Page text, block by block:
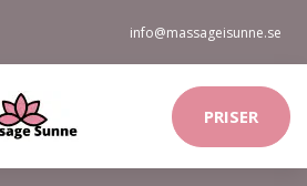
info@massageisunne.se
PRISER